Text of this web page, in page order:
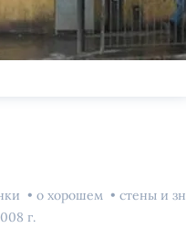
о хорошем
стены и
г.